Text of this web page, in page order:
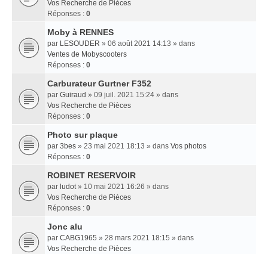
Vos Recherche de Pièces
Réponses : 0
Moby à RENNES
par LESOUDER » 06 août 2021 14:13 » dans
Ventes de Mobyscooters
Réponses : 0
Carburateur Gurtner F352
par Guiraud » 09 juil. 2021 15:24 » dans
Vos Recherche de Pièces
Réponses : 0
Photo sur plaque
par 3bes » 23 mai 2021 18:13 » dans Vos photos
Réponses : 0
ROBINET RESERVOIR
par ludot» 10 mai 2021 16:26 » dans
Vos Recherche de Pièces
Réponses : 0
Jonc alu
par CABG1965 » 28 mars 2021 18:15 » dans
Vos Recherche de Pièces